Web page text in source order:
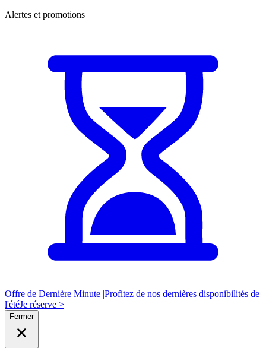
Alertes et promotions
Offre de Dernière Minute |Profitez de nos dernières disponibilités de
l'étéJe réserve >
Fermer